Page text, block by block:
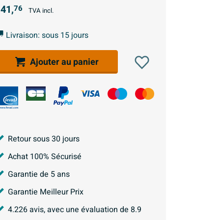
76 TVA incl.
Livraison: sous 15 jours
Ajouter au panier
Retour sous 30 jours
Achat 100% Sécurisé
Garantie de 5 ans
Garantie Meilleur Prix
4.226avis, avec une évaluation de 8.9